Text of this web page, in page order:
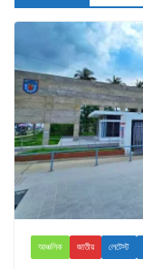
আঞ্চলিক জাতীয় লেটেস্ট